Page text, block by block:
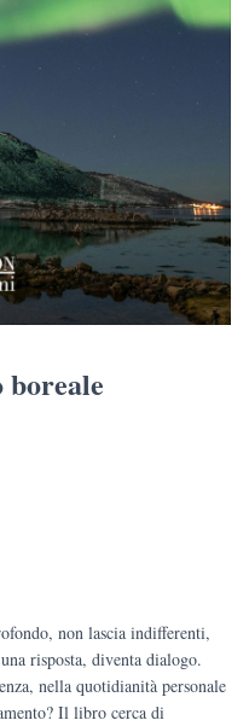
boreale
non lascia indifferenti,
risposta, diventa dialogo.
nella quotidianità personale
Il libro cerca di